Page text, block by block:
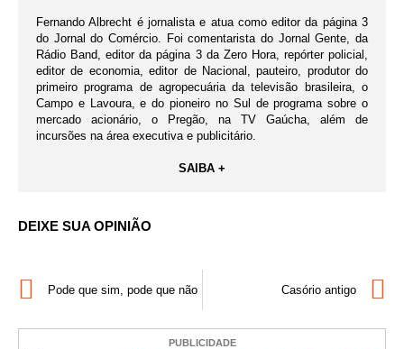
Fernando Albrecht é jornalista e atua como editor da página 3
do Jornal do Comércio. Foi comentarista do Jornal Gente, da
Rádio Band, editor da página 3 da Zero Hora, repórter policial,
editor de economia, editor de Nacional, pauteiro, produtor do
primeiro programa de agropecuária da televisão brasileira, o
Campo e Lavoura, e do pioneiro no Sul de programa sobre o
mercado acionário, o Pregão, na TV Gaúcha, além de
incursões na área executiva e publicitário.
SAIBA +
DEIXE SUA OPINIÃO
Pode que sim, pode que não Casório antigo
PUBLICIDADE